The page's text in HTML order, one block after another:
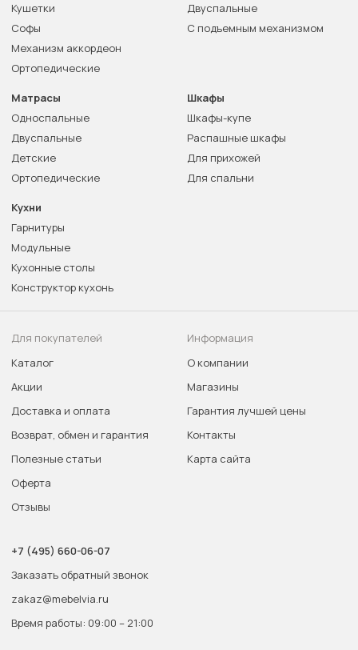
Кушетки
Софы
Механизм аккордеон
Ортопедические
Двуспальные
С подъемным механизмом
Матрасы
Односпальные
Двуспальные
Детские
Ортопедические
Шкафы
Шкафы-купе
Распашные шкафы
Для прихожей
Для спальни
Кухни
Гарнитуры
Модульные
Кухонные столы
Конструктор кухонь
Для покупателей
Каталог
Акции
Доставка и оплата
Возврат, обмен и гарантия
Полезные статьи
Оферта
Отзывы
Информация
О компании
Магазины
Гарантия лучшей цены
Контакты
Карта сайта
+7 (495) 660-06-07
Заказать обратный звонок
zakaz@mebelvia.ru
Время работы: 09:00 – 21:00